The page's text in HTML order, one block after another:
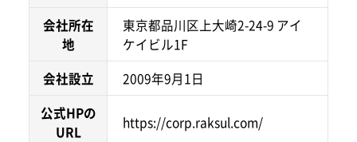
会社所在
地
東京都品川区上大崎2-24-9 アイ
ケイビル1F
会社設立
2009年9月1日
公式HPの
URL
https://corp.raksul.com/